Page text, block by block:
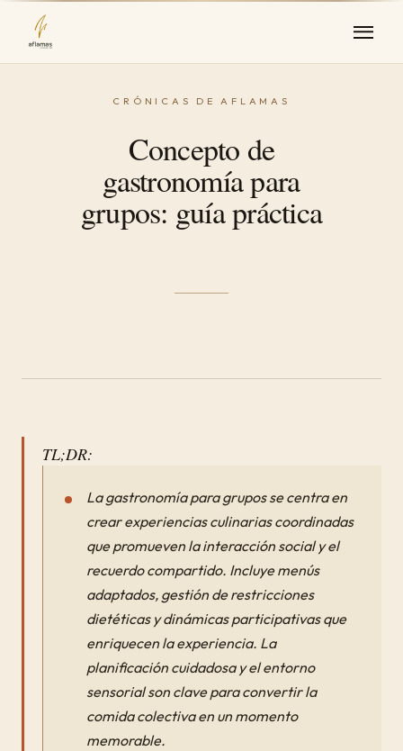
Concepto de
gastronomía para
grupos: guía práctica
TL;DR:
La gastronomía para grupos se centra en
crear experiencias culinarias coordinadas
que promueven la interacción social y el
recuerdo compartido. Incluye menús
adaptados, gestión de restricciones
dietéticas y dinámicas participativas que
enriquecen la experiencia. La
planificación cuidadosa y el entorno
sensorial son clave para convertir la
comida colectiva en un momento
memorable.